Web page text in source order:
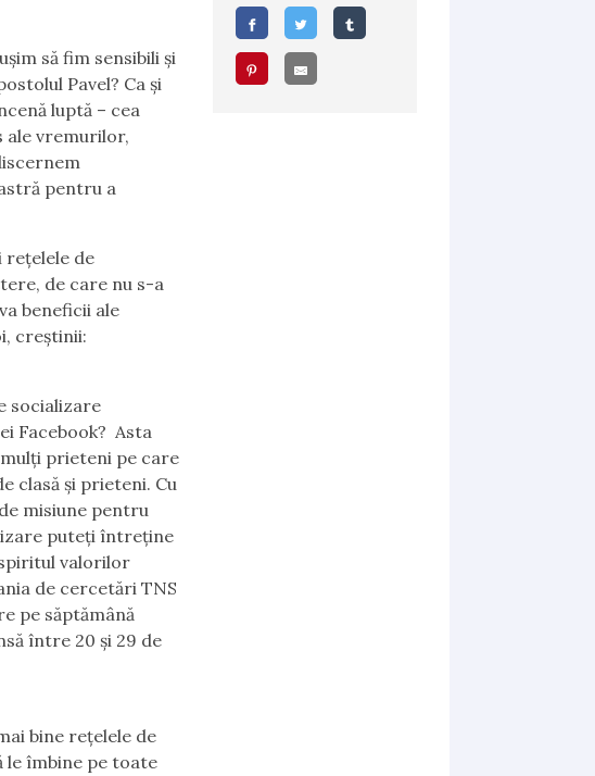
să fim sensibili și
Pavel? Ca și
luptă – cea
ale vremurilor,
pentru a
de
de care nu s-a
beneficii ale
creștinii:
socializare
Facebook? Asta
prieteni pe care
clasă și prieteni. Cu
misiune pentru
puteți întreține
valorilor
de cercetări TNS
pe săptămână
între 20 şi 29 de
bine rețelele de
le îmbine pe toate